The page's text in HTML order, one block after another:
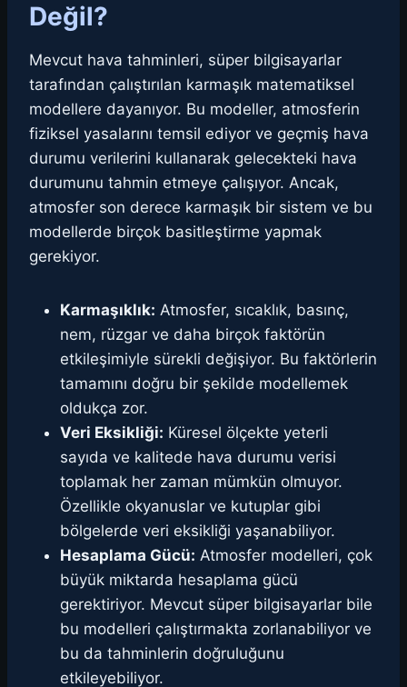
Değil?
Mevcut hava tahminleri, süper bilgisayarlar
tarafından çalıştırılan karmaşık matematiksel
modellere dayanıyor. Bu modeller, atmosferin
fiziksel yasalarını temsil ediyor ve geçmiş hava
durumu verilerini kullanarak gelecekteki hava
durumunu tahmin etmeye çalışıyor. Ancak,
atmosfer son derece karmaşık bir sistem ve bu
modellerde birçok basitleştirme yapmak
gerekiyor.
Karmaşıklık: Atmosfer, sıcaklık, basınç,
nem, rüzgar ve daha birçok faktörün
etkileşimiyle sürekli değişiyor. Bu faktörlerin
tamamını doğru bir şekilde modellemek
oldukça zor.
Veri Eksikliği: Küresel ölçekte yeterli
sayıda ve kalitede hava durumu verisi
toplamak her zaman mümkün olmuyor.
Özellikle okyanuslar ve kutuplar gibi
bölgelerde veri eksikliği yaşanabiliyor.
Hesaplama Gücü: Atmosfer modelleri, çok
büyük miktarda hesaplama gücü
gerektiriyor. Mevcut süper bilgisayarlar bile
bu modelleri çalıştırmakta zorlanabiliyor ve
bu da tahminlerin doğruluğunu
etkileyebiliyor.